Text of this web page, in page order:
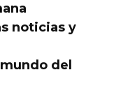
noticias y
del